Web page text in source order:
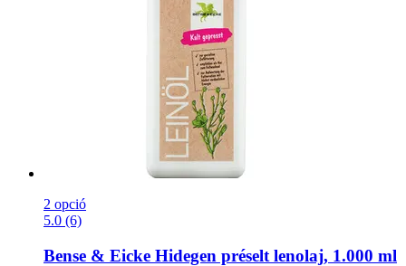
2 opció
5.0 (6)
Bense & Eicke Hidegen préselt lenolaj, 1.000 ml